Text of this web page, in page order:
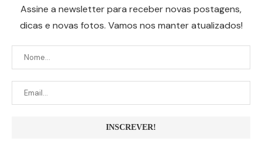
Assine a newsletter para receber novas postagens,
dicas e novas fotos. Vamos nos manter atualizados!